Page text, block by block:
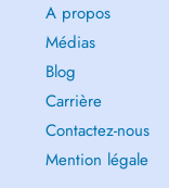
A propos
Médias
Blog
Carrière
Contactez-nous
Mention légale